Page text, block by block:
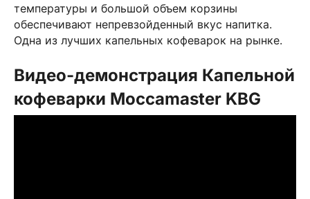
температуры и большой объем корзины
обеспечивают непревзойденный вкус напитка.
Одна из лучших капельных кофеварок на рынке.
Видео-демонстрация Капельной
кофеварки Moccamaster KBG